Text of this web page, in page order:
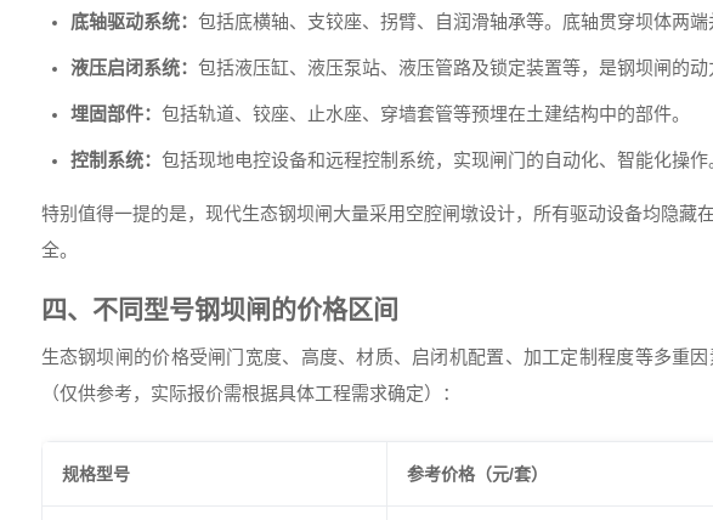
底轴驱动系统： 包括底横轴、支铰座、拐臂、自润滑轴承等。底轴贯穿坝体两端
液压启闭系统： 包括液压缸、液压泵站、液压管路及锁定装置等，是钢坝闸的动
埋固部件： 包括轨道、铰座、止水座、穿墙套管等预埋在土建结构中的部件。
控制系统： 包括现地电控设备和远程控制系统，实现闸门的自动化、智能化操作
特别值得一提的是，现代生态钢坝闸大量采用空腔闸墩设计，所有驱动设备均隐藏
全。
四、不同型号钢坝闸的价格区间
生态钢坝闸的价格受闸门宽度、高度、材质、启闭机配置、加工定制程度等多重
（仅供参考，实际报价需根据具体工程需求确定）：
规格型号 参考价格（元/套）